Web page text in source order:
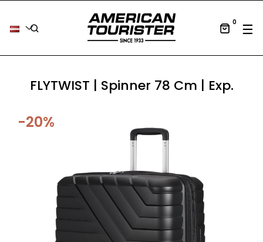
0 ☰
FLYTWIST | Spinner 78 Cm | Exp.
-20%